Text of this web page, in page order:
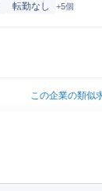
転勤なし +5個
この企業の類似